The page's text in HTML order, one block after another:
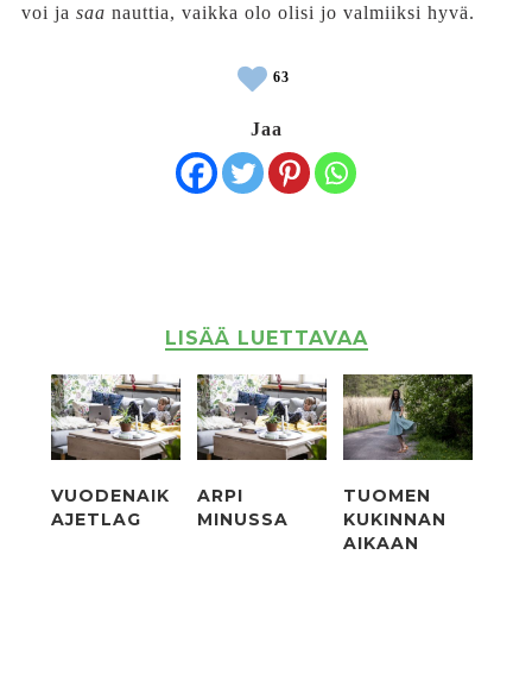
voi ja saa nauttia, vaikka olo olisi jo valmiiksi hyvä.
63
Jaa
LISÄÄ LUETTAVAA
VUODENAIK
AJETLAG
ARPI
MINUSSA
TUOMEN
KUKINNAN
AIKAAN